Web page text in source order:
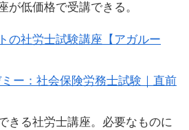
が低価格で受講できる。
の社労士試験講座【アガルー
ー：社会保険労務士試験｜直前
きる社労士講座。必要なものに